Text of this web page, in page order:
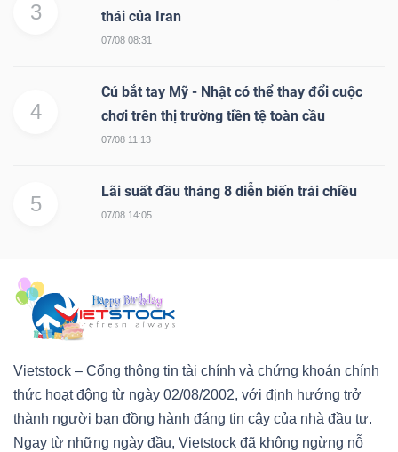
3
thái của Iran
07/08 08:31
4
Cú bắt tay Mỹ - Nhật có thể thay đổi cuộc
chơi trên thị trường tiền tệ toàn cầu
07/08 11:13
5
Lãi suất đầu tháng 8 diễn biến trái chiều
07/08 14:05
Vietstock – Cổng thông tin tài chính và chứng khoán chính
thức hoạt động từ ngày 02/08/2002, với định hướng trở
thành người bạn đồng hành đáng tin cậy của nhà đầu tư.
Ngay từ những ngày đầu, Vietstock đã không ngừng nỗ